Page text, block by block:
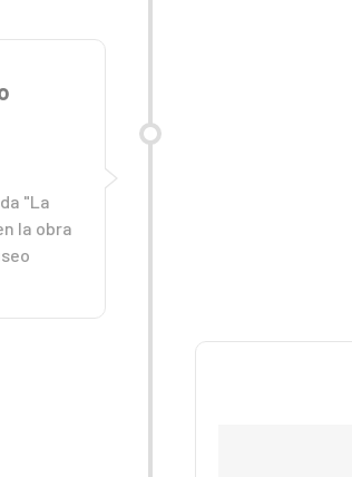
"La
la obra